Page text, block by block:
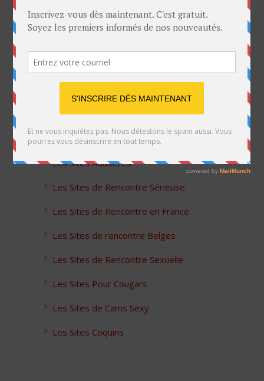
Blague de café: Une femme infidèle trompe
son mari
Listes des Sites de Rencontre
Les Sites Libertins
Les Apps pour les Couples Échangistes
Les Sites Adultères
Les Sites de Rencontre Sérieuse
Les Sites de Rencontre en France
Les Sites de rencontre Belges
Les Sites de Rencontre Sexuelle
Les Sites Pour Cougars
Les Sites de Cams Sexy
Les Sites Coquins